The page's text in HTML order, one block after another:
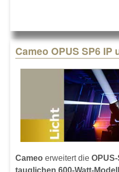
Cameo OPUS SP6 IP
Cameo erweitert die
tauglichen 600-Watt-